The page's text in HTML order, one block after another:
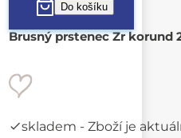
Brusný prstenec Zr korund
skladem - Zboží je